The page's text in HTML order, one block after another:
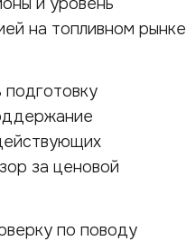
на топливном рынке
за ценовой
по поводу